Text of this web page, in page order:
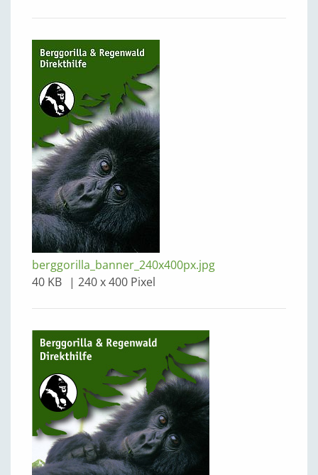
berggorilla_banner_240x400px.jpg
40 KB
240 x 400 Pixel